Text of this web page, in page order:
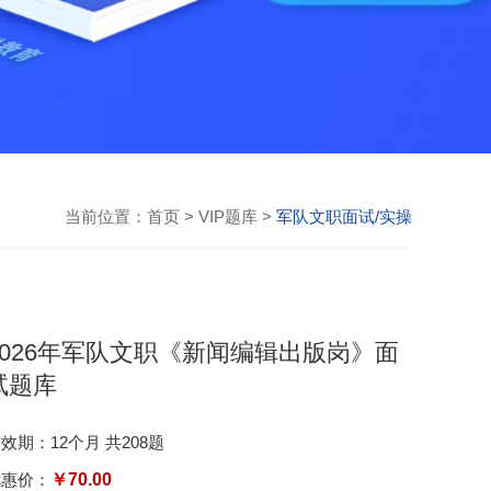
当前位置： 首页 > VIP题库 > 军队文职面试/实操
年军队文职《新闻编辑出版岗》面
题库
期：12个月 共208题
价： ￥70.00